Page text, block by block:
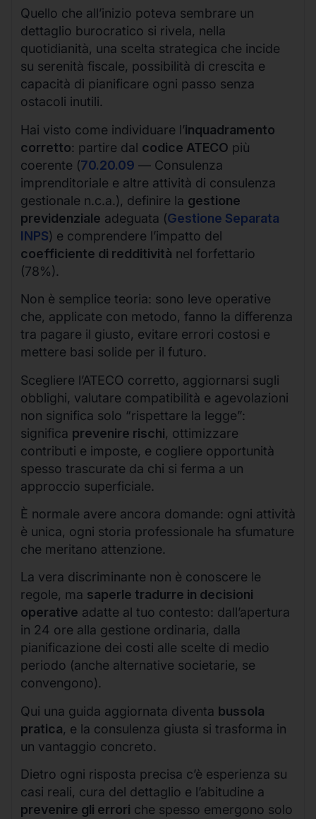
Quello che all’inizio poteva sembrare un
dettaglio burocratico si rivela, nella
quotidianità, una scelta strategica che incide
su serenità fiscale, possibilità di crescita e
capacità di pianificare ogni passo senza
ostacoli inutili.
Hai visto come individuare l’inquadramento
corretto: partire dal codice ATECO più
coerente (70.20.09 — Consulenza
imprenditoriale e altre attività di consulenza
gestionale n.c.a.), definire la gestione
previdenziale adeguata (Gestione Separata
INPS) e comprendere l’impatto del
coefficiente di redditività nel forfettario
(78%).
Non è semplice teoria: sono leve operative
che, applicate con metodo, fanno la differenza
tra pagare il giusto, evitare errori costosi e
mettere basi solide per il futuro.
Scegliere l’ATECO corretto, aggiornarsi sugli
obblighi, valutare compatibilità e agevolazioni
non significa solo “rispettare la legge”:
significa prevenire rischi, ottimizzare
contributi e imposte, e cogliere opportunità
spesso trascurate da chi si ferma a un
approccio superficiale.
È normale avere ancora domande: ogni attività
è unica, ogni storia professionale ha sfumature
che meritano attenzione.
La vera discriminante non è conoscere le
regole, ma saperle tradurre in decisioni
operative adatte al tuo contesto: dall’apertura
in 24 ore alla gestione ordinaria, dalla
pianificazione dei costi alle scelte di medio
periodo (anche alternative societarie, se
convengono).
Qui una guida aggiornata diventa bussola
pratica, e la consulenza giusta si trasforma in
un vantaggio concreto.
Dietro ogni risposta precisa c’è esperienza su
casi reali, cura del dettaglio e l’abitudine a
prevenire gli errori che spesso emergono solo